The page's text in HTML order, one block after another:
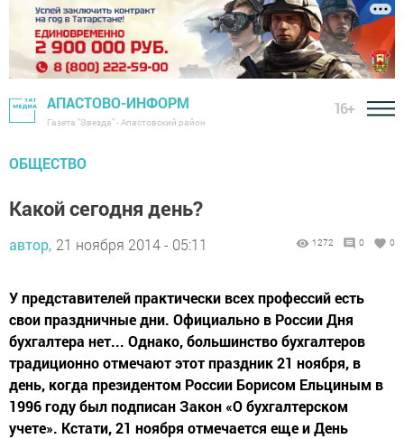
АПАСТОВО-ИНФОРМ
Газета "Звезда" - Апастовский район
16+
ОБЩЕСТВО
Какой сегодня день?
автор, 21 ноября 2014 - 05:11 1272 0 0
У представителей практически всех профессий есть
свои праздничные дни. Официально в России Дня
бухгалтера нет... Однако, большинство бухгалтеров
традиционно отмечают этот праздник 21 ноября, в
день, когда президентом России Борисом Ельциным в
1996 году был подписан Закон «О бухгалтерском
учете». Кстати, 21 ноября отмечается еще и День